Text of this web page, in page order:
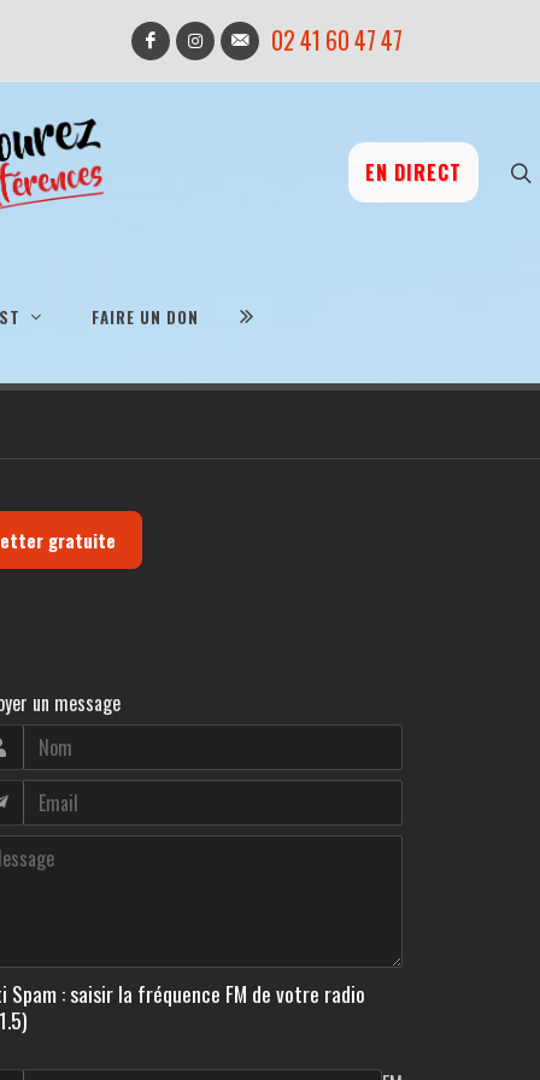
02 41 60 47 47
EN DIRECT
FAIRE UN DON
gratuite
un message
Spam : saisir la fréquence FM de votre radio